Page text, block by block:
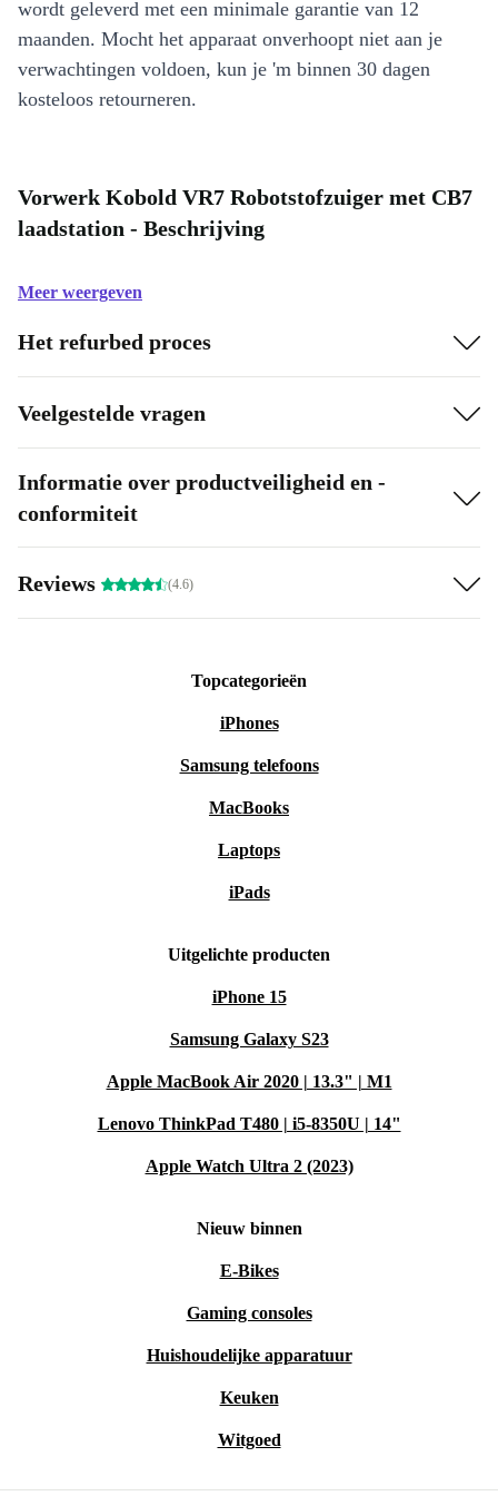
wordt geleverd met een minimale garantie van 12
maanden. Mocht het apparaat onverhoopt niet aan je
verwachtingen voldoen, kun je 'm binnen 30 dagen
kosteloos retourneren.
Vorwerk Kobold VR7 Robotstofzuiger met CB7
laadstation - Beschrijving
Meer weergeven
Het refurbed proces
Veelgestelde vragen
Informatie over productveiligheid en -
conformiteit
Reviews (4.6)
Topcategorieën
iPhones
Samsung telefoons
MacBooks
Laptops
iPads
Uitgelichte producten
iPhone 15
Samsung Galaxy S23
Apple MacBook Air 2020 | 13.3" | M1
Lenovo ThinkPad T480 | i5-8350U | 14"
Apple Watch Ultra 2 (2023)
Nieuw binnen
E-Bikes
Gaming consoles
Huishoudelijke apparatuur
Keuken
Witgoed